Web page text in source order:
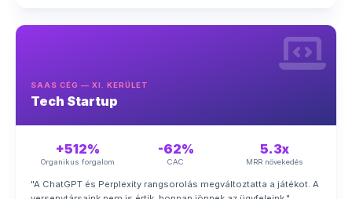
SAAS CÉG — XI. KERÜLET
Tech Startup
+512%
Organikus forgalom
-62%
CAC
5.3x
MRR növekedés
"A ChatGPT és Perplexity rangsorolás megváltoztatta a játékot. A